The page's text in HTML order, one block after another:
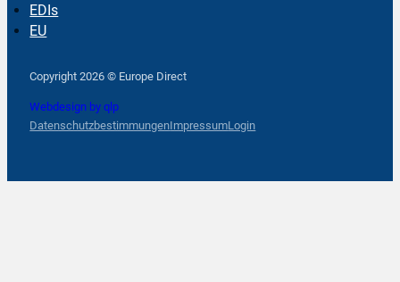
EDIs
EU
Copyright 2026 © Europe Direct
Webdesign by qlp
DatenschutzbestimmungenImpressumLogin